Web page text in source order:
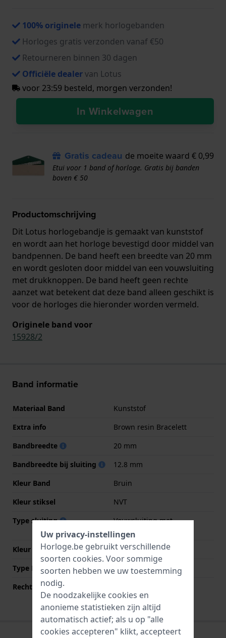
100% originele merk horlogebanden
Horloges gratis verzonden vanaf €50
Retourneren binnen 30 dagen
Officiële dealervan Lotus
voor 23:59 besteld, morgen verzonden!
In Winkelwagen
Gratis cadeau de moeite waard € 0,99
Etui voor 1 band of horloge. Gratis bij banden
boven € 50
Productomschrijving
Dit Lotus horlogebandje is gemaakt van kunststof
en wordt aan het horloge bevestigd door middel van
bandpennen. De band heeft een breedte van 20 mm
en wordt gesloten door middel van een vouwsluiting
met drukknoppen. De band heeft geen rechte
aanzet wat betekent dat deze band alleen geschikt is
voor de horloges die hieronder worden vermeld.
Originele band voor
15928/2
Band informatie
Materiaal Band
Kunststof
Extra info
Brown resin Bracelett
Bandbreedte
20 mm
Bandbreedte bij sluiting
12.8 mm
Kleur Band
Bruin
Kleur stiksel
NVT
Type sluiting
Vouwsluiting met
drukknoppen
Kleur sluiting
Bruin
Type Bevestiging
Bandpennen
Rechte aanzet
Uw privacy-instellingen
Horloge.be gebruikt verschillende
soorten cookies. Voor sommige
soorten hebben we uw toestemming
nodig.
De noodzakelijke cookies en
anonieme statistieken zijn altijd
automatisch actief; als u op "alle
cookies accepteren" klikt, accepteert